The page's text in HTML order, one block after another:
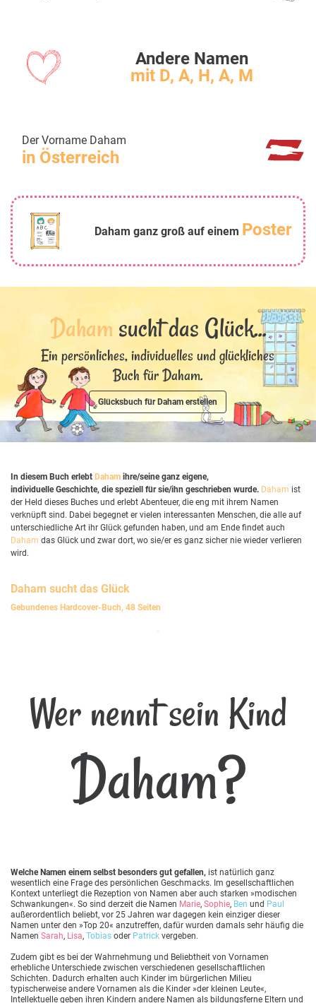
Andere Namen
mit D, A, H, A, M
Der Vorname Daham
in Österreich
Daham ganz groß auf einem Poster
Dahamsucht das Glück...
Ein persönliches, individuelles und glückliches
Buch für Daham.
Glücksbuch für Daham erstellen
In diesem Buch erlebt Daham ihre/seine ganz eigene,
individuelle Geschichte, die speziell für sie/ihn geschrieben wurde. Daham ist
der Held dieses Buches und erlebt Abenteuer, die eng mit ihrem Namen
verknüpft sind. Dabei begegnet er vielen interessanten Menschen, die alle auf
unterschiedliche Art ihr Glück gefunden haben, und am Ende findet auch
Daham das Glück und zwar dort, wo sie/er es ganz sicher nie wieder verlieren
wird.
Daham sucht das Glück
Gebundenes Hardcover-Buch, 48 Seiten
Wer nennt sein Kind
Daham?
Welche Namen einem selbst besonders gut gefallen, ist natürlich ganz
wesentlich eine Frage des persönlichen Geschmacks. Im gesellschaftlichen
Kontext unterliegt die Rezeption von Namen aber auch starken »modischen
Schwankungen«. So sind derzeit die Namen Marie, Sophie, Ben und Paul
außerordentlich beliebt, vor 25 Jahren war dagegen kein einziger dieser
Namen unter den »Top 20« anzutreffen, dafür wurden damals sehr häufig die
Namen Sarah, Lisa, Tobias oder Patrick vergeben.
Zudem gibt es bei der Wahrnehmung und Beliebtheit von Vornamen
erhebliche Unterschiede zwischen verschiedenen gesellschaftlichen
Schichten. Dadurch erhalten auch Kinder im bürgerlichen Milieu
typischerweise andere Vornamen als die Kinder »der kleinen Leute«,
Intellektuelle geben ihren Kindern andere Namen als bildungsferne Eltern und